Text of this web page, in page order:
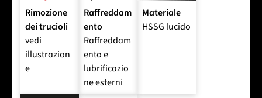
Rimozione
dei trucioli
vedi
illustrazion
e
Raffreddam
ento
Raffreddam
ento e
lubrificazio
ne esterni
Materiale
HSSG lucido